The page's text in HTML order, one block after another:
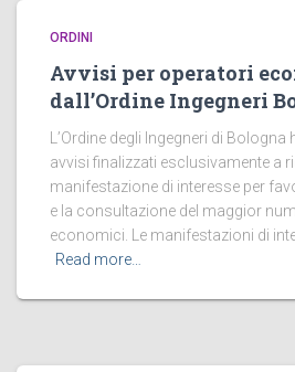
ORDINI
Avvisi per operatori
dall’Ordine Ingegneri
L’Ordine degli Ingegneri di
avvisi finalizzati esclusivamente a
manifestazione di interesse per
e la consultazione del maggior
economici. Le manifestazioni di
Read more…